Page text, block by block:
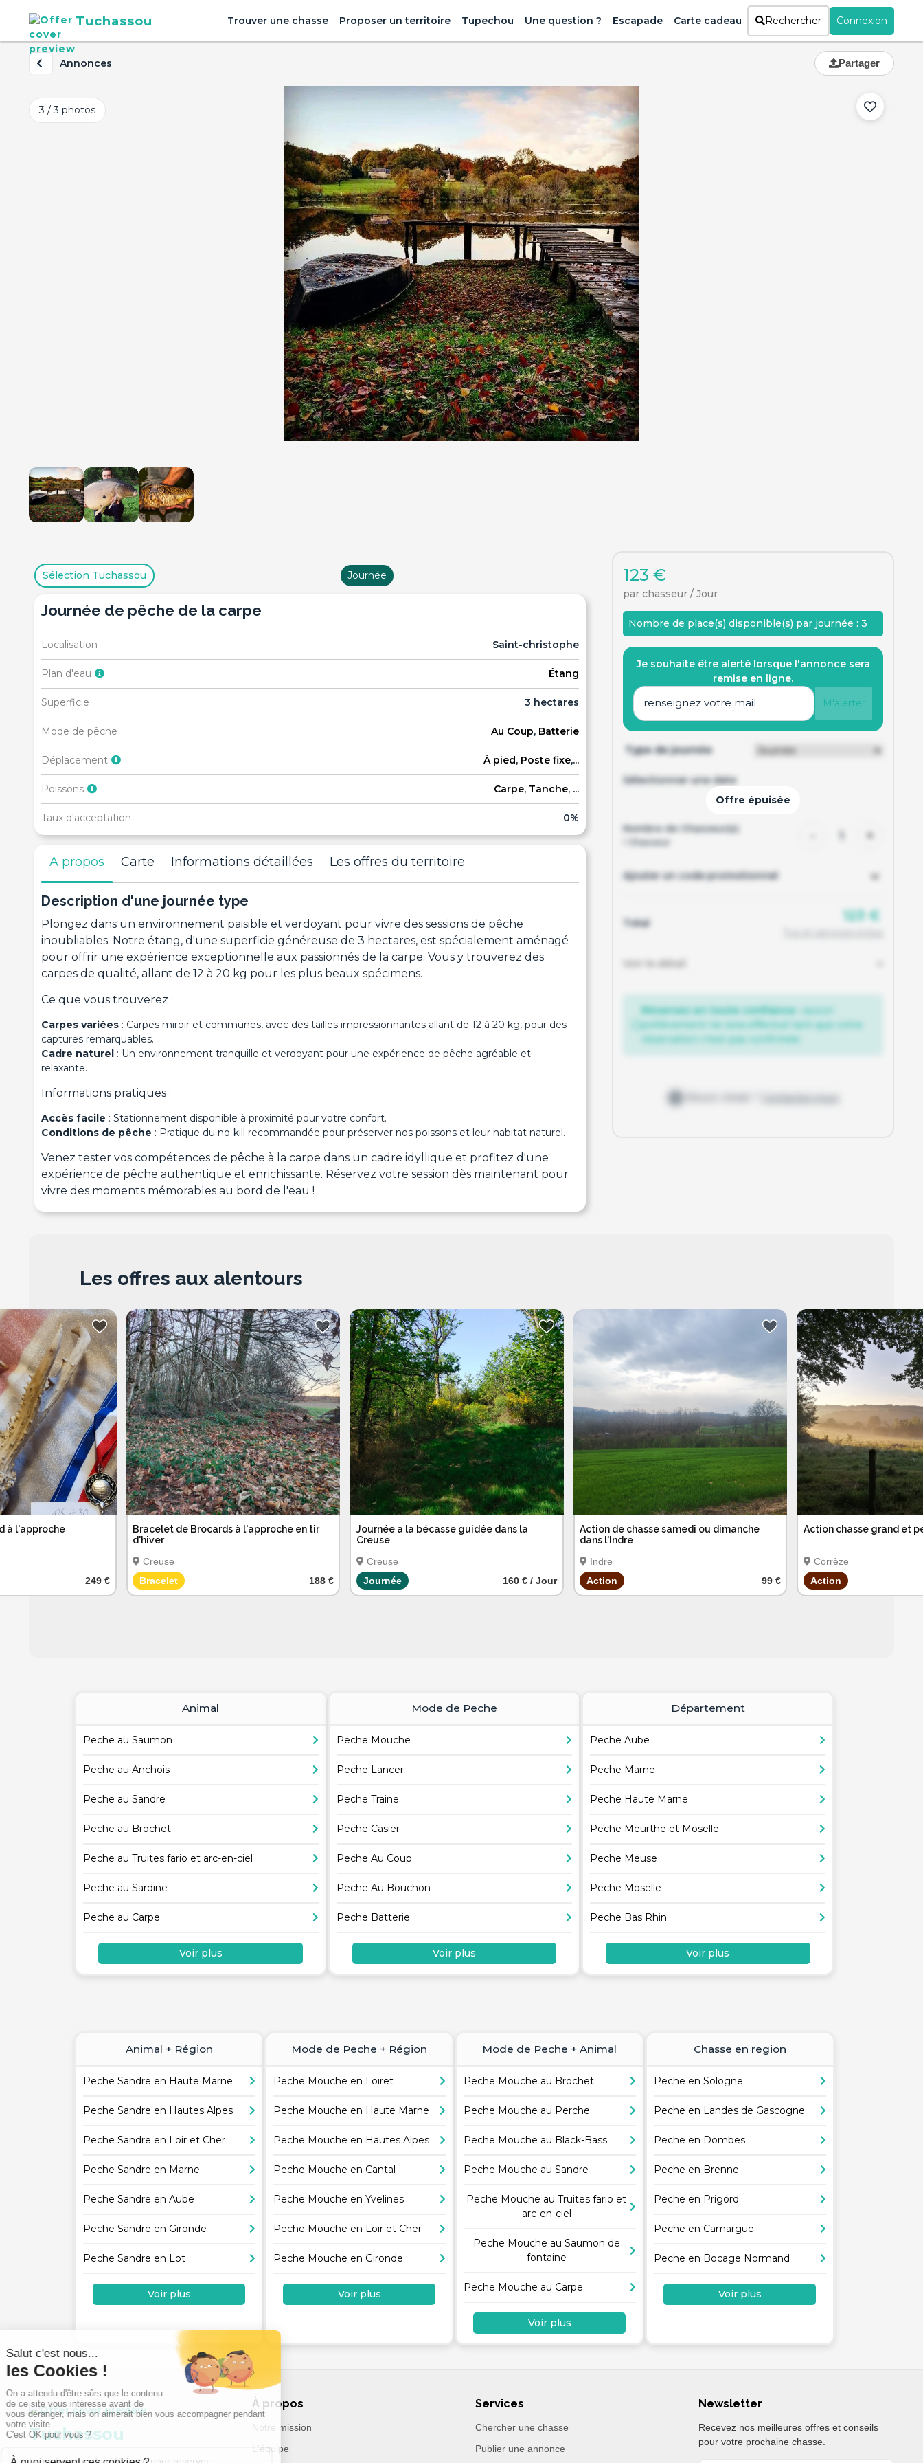
Tuchassou Trouver une chasse Proposer un territoire Tupechou Une question ? Escapade Carte cadeau Rechercher Connexion
Annonces Partager
3 / 3 photos
Sélection Tuchassou Journée
journée de pêche de la carpe
Localisation Saint-christophe
Plan d'eau Étang
Superficie 3 hectares
Mode de pêche Au Coup, Batterie
Déplacement À pied, Poste fixe,...
Poissons Carpe, Tanche, ...
Taux d'acceptation 0%
A propos Carte Informations détaillées Les offres du territoire
Description d'une journée type
Plongez dans un environnement paisible et verdoyant pour vivre des sessions de pêche
inoubliables. Notre étang, d'une superficie généreuse de 3 hectares, est spécialement aménagé
pour offrir une expérience exceptionnelle aux passionnés de la carpe. Vous y trouverez des
carpes de qualité, allant de 12 à 20 kg pour les plus beaux spécimens.
Ce que vous trouverez :
Carpes variées : Carpes miroir et communes, avec des tailles impressionnantes allant de 12 à 20 kg, pour des
captures remarquables.
Cadre naturel : Un environnement tranquille et verdoyant pour une expérience de pêche agréable et
relaxante.
Informations pratiques :
Accès facile : Stationnement disponible à proximité pour votre confort.
Conditions de pêche : Pratique du no-kill recommandée pour préserver nos poissons et leur habitat naturel.
Venez tester vos compétences de pêche à la carpe dans un cadre idyllique et profitez d'une
expérience de pêche authentique et enrichissante. Réservez votre session dès maintenant pour
vivre des moments mémorables au bord de l'eau !
123 €
par chasseur / Jour
Nombre de place(s) disponible(s) par journée : 3
Je souhaite être alerté lorsque l'annonce sera
remise en ligne.
M'alerter
Type de journée
Sélectionner une date
Nombre de Chasseur(s)
Chasseur +
Ajouter un code promotionnel
Total 123 €
Voir le détail
Réservez en toute confiance :
aucun
prélèvement ne sera effectué tant que votre
réservation n'est pas confirmée
Contactez-nous
à l'approche
249 €
Bracelet de Brocards à l'approche en tir
d'hiver
Creuse
Bracelet
188 €
Journée a la bécasse guidée dans la
Creuse
Creuse
Journée
160 € / Jour
Action de chasse samedi ou dimanche
dans l'Indre
Indre
Action
99 €
Action chasse grand et
Corrèze
Action
Les offres aux alentours
Animal
Peche au Saumon
Peche au Anchois
Peche au Sandre
Peche au Brochet
Peche au Truites fario et arc-en-ciel
Peche au Sardine
Peche au Carpe
Voir plus
Mode de Peche
Peche Mouche
Peche Lancer
Peche Traine
Peche Casier
Peche Au Coup
Peche Au Bouchon
Peche Batterie
Voir plus
Département
Peche Aube
Peche Marne
Peche Haute Marne
Peche Meurthe et Moselle
Peche Meuse
Peche Moselle
Peche Bas Rhin
Voir plus
Animal + Région
Peche Sandre en Haute Marne
Peche Sandre en Hautes Alpes
Peche Sandre en Loir et Cher
Peche Sandre en Marne
Peche Sandre en Aube
Peche Sandre en Gironde
Peche Sandre en Lot
Voir plus
Mode de Peche + Région
Peche Mouche en Loiret
Peche Mouche en Haute Marne
Peche Mouche en Hautes Alpes
Peche Mouche en Cantal
Peche Mouche en Yvelines
Peche Mouche en Loir et Cher
Peche Mouche en Gironde
Voir plus
Mode de Peche + Animal
Peche Mouche au Brochet
Peche Mouche au Perche
Peche Mouche au Black-Bass
Peche Mouche au Sandre
Peche Mouche au Truites fario et
arc-en-ciel
Peche Mouche au Saumon de
fontaine
Peche Mouche au Carpe
Voir plus
Chasse en region
Peche en Sologne
Peche en Landes de Gascogne
Peche en Dombes
Peche en Brenne
Peche en Prigord
Peche en Camargue
Peche en Bocage Normand
Voir plus
Tuchassou
La plateforme de référence pour réserver
À propos
Notre mission
L'équipe
Services
Chercher une chasse
Publier une annonce
Newsletter
Recevez nos meilleures offres et conseils
pour votre prochaine chasse.